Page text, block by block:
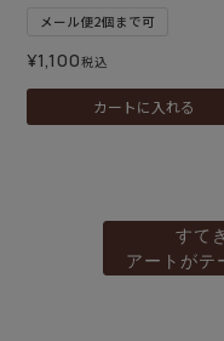
メール便2個まで可
¥1,100税込
カートに入れる
すて
アートがテ